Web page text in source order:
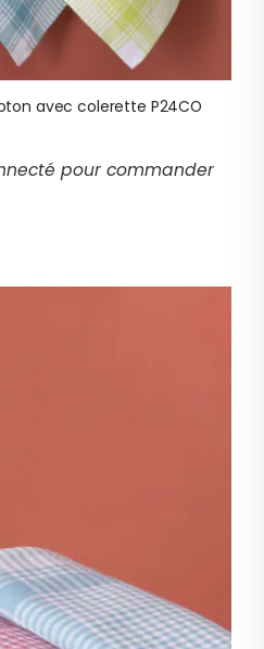
avec colerette P24CO
pour commander